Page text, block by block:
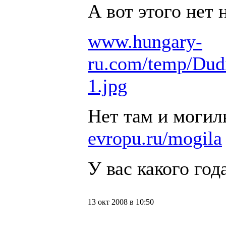
А вот этого нет
www.hungary-
ru.com/temp/
1.jpg
Нет там и
evropu.ru/mogila
У вас какого
13 окт 2008 в 10:50